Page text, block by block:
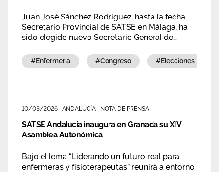
Vídeos
Juan José Sánchez Rodríguez, hasta la fecha
Secretario Provincial de SATSE en Málaga, ha
sido elegido nuevo Secretario General de
Autonómica celebrada en Granada.
#enfermería #congreso #elecciones
10/03/2026 ANDALUCÍA NOTA DE PRENSA
SATSE Andalucía inaugura en Granada su XIV
Asamblea Autonómica
Bajo el lema “Liderando un futuro real para
enfermeras y fisioterapeutas” reunirá a entorno